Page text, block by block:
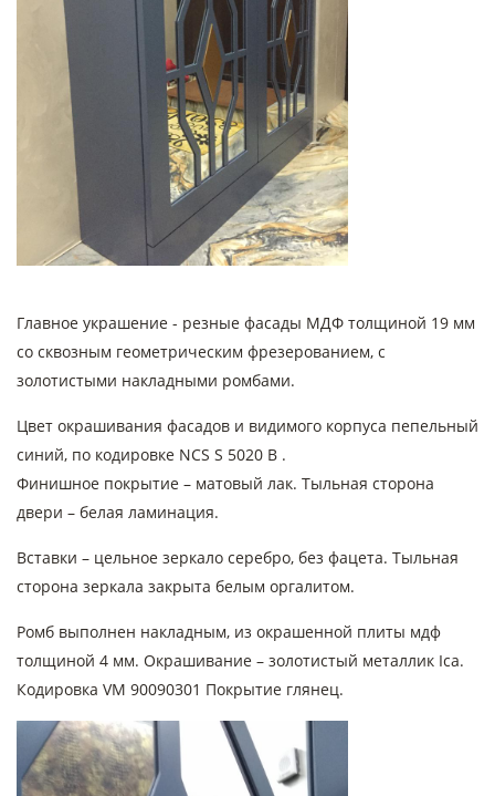
Главное украшение - резные фасады МДФ толщиной 19 мм
со сквозным геометрическим фрезерованием, с
золотистыми накладными ромбами.
Цвет окрашивания фасадов и видимого корпуса пепельный
синий, по кодировке NCS S 5020 B .
Финишное покрытие – матовый лак. Тыльная сторона
двери – белая ламинация.
Вставки – цельное зеркало серебро, без фацета. Тыльная
сторона зеркала закрыта белым оргалитом.
Ромб выполнен накладным, из окрашенной плиты мдф
толщиной 4 мм. Окрашивание – золотистый металлик Ica.
Кодировка VM 90090301 Покрытие глянец.